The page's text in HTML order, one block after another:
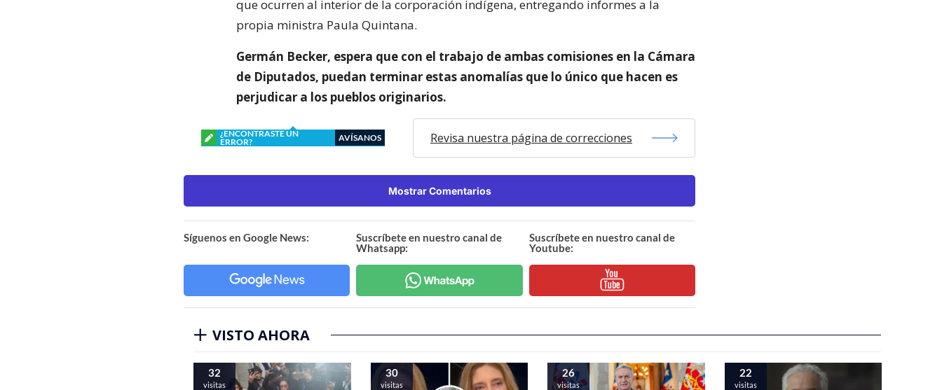
que ocurren al interior de la corporación indígena, entregando informes a la
propia ministra Paula Quintana.
Germán Becker, espera que con el trabajo de ambas comisiones en la Cámara
de Diputados, puedan terminar estas anomalías que lo único que hacen es
perjudicar a los pueblos originarios.
¿ENCONTRASTE UN
ERROR?
AVÍSANOS Revisa nuestra página de correcciones
Mostrar Comentarios
Síguenos en Google News:
Suscríbete en nuestro canal de
Whatsapp:
Suscríbete en nuestro canal de
Youtube:
VISTO AHORA
32
visitas
30
visitas
26
visitas
22
visitas